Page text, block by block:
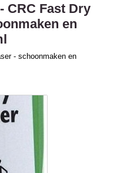
CRC Fast Dry
en
- schoonmaken en